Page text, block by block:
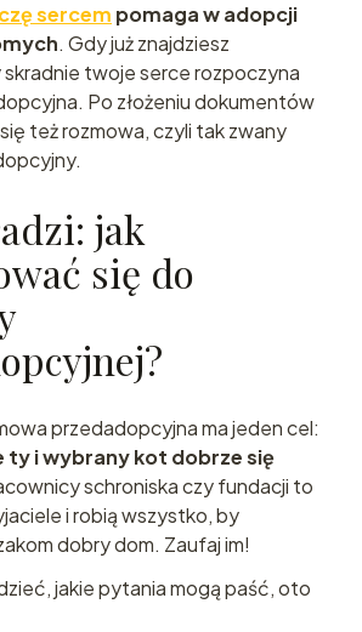
sercem pomaga w adopcji
. Gdy już znajdziesz
twoje serce rozpoczyna
Po złożeniu dokumentów
też rozmowa, czyli tak zwany
jak
się do
przedadopcyjna ma jeden cel:
ty i wybrany kot dobrze się
schroniska czy fundacji to
i robią wszystko, by
dobry dom. Zaufaj im!
jakie pytania mogą paść, oto